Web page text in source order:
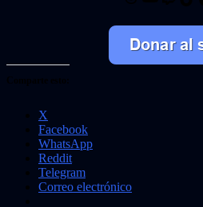
X
Facebook
WhatsApp
Reddit
Telegram
Correo electrónico